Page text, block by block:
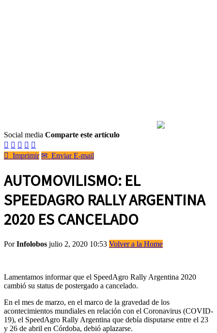
Social media Comparte este artículo
    
 Imprimir ✉ Enviar E-mail
AUTOMOVILISMO: EL
SPEEDAGRO RALLY ARGENTINA
2020 ES CANCELADO
PorInfolobos julio 2, 2020 10:53 Volver a la Home
Lamentamos informar que el SpeedAgro Rally Argentina 2020
cambió su status de postergado a cancelado.
En el mes de marzo, en el marco de la gravedad de los
acontecimientos mundiales en relación con el Coronavirus (COVID-
19), el SpeedAgro Rally Argentina que debía disputarse entre el 23
y 26 de abril en Córdoba, debió aplazarse.